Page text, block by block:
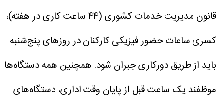
قانون مدیریت خدمات کشوری (۴۴ ساعت کاری در هفته)،
کسری ساعات حضور فیزیکی کارکنان در روزهای پنج‌شنبه
باید از طریق دورکاری جبران شود. همچنین همه دستگاه‌ها
موظفند یک ساعت قبل از پایان وقت اداری، دستگاه‌های